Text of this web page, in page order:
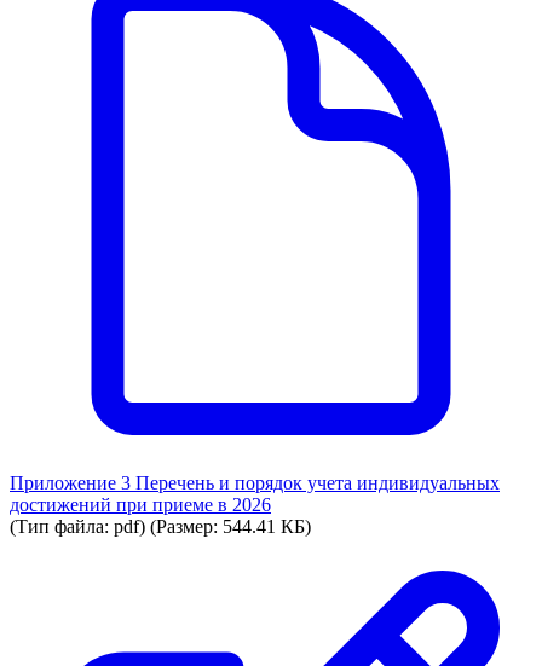
Приложение 3 Перечень и порядок учета индивидуальных
достижений при приеме в 2026
(Тип файла: pdf) (Размер: 544.41 КБ)